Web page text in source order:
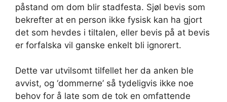
påstand om dom blir stadfesta. Sjøl bevis som
bekrefter at en person ikke fysisk kan ha gjort
det som hevdes i tiltalen, eller bevis på at bevis
er forfalska vil ganske enkelt bli ignorert.
Dette var utvilsomt tilfellet her da anken ble
avvist, og ‘dommerne’ så tydeligvis ikke noe
behov for å late som de tok en omfattende